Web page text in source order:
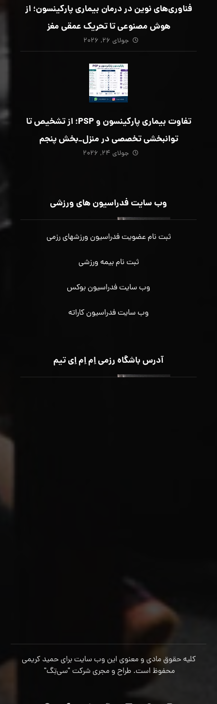
فناوری‌های نوین در درمان بیماری پارکینسون؛ از
هوش مصنوعی تا تحریک عمقی مغز
جولای ۲۶, ۲۰۲۶
تفاوت بیماری پارکینسون و PSP؛ از تشخیص تا
توانبخشی تخصصی در منزل_بخش پنجم
جولای ۲۴, ۲۰۲۶
وب سایت فدراسیون های ورزشی
ثبت نام عضویت فدراسیون ورزشهای رزمی
ثبت نام بیمه ورزشی
وب سایت فدراسیون بوکس
وب سایت فدراسیون کاراته
آدرس باشگاه رزمی اِم اِم اِی تیم
کلیه حقوق مادی و معنوی این وب سایت برای حمید کریمی
محفوظ است. طراح و مجری شرکت"سی‌تِگ"